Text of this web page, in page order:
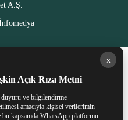
A.Ş.
x
Açık Rıza Metni
duyuru ve bilgilendirme
amacıyla kişisel verilerimin
bu kapsamda WhatsApp platformu